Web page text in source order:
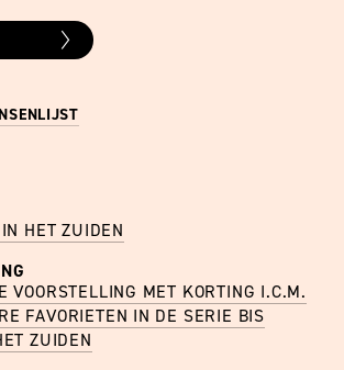
HET ZUIDEN
VOORSTELLING MET KORTING I.C.M.
FAVORIETEN IN DE SERIE BIS
ZUIDEN